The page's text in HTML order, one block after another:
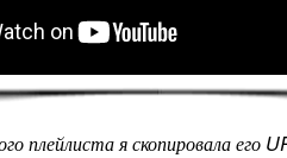
плейлиста я скопировала его